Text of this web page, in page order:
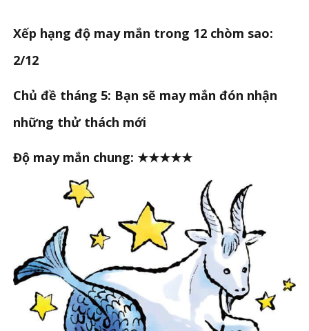
Xếp hạng độ may mắn trong 12 chòm sao:
2/12
Chủ đề tháng 5: Bạn sẽ may mắn đón nhận
những thử thách mới
Độ may mắn chung: ★★★★★